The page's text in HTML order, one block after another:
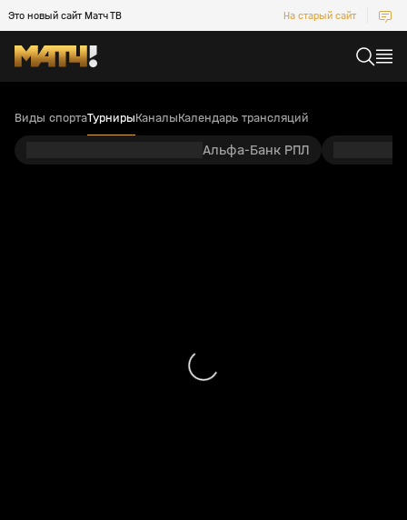
Это новый сайт Матч ТВ На старый сайт
Виды спортаТурнирыКаналыКалендарь трансляций
Альфа-Банк РПЛ